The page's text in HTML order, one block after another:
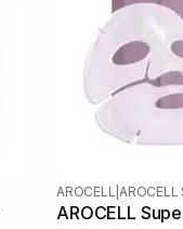
AROCELL AROCELL
AROCELL